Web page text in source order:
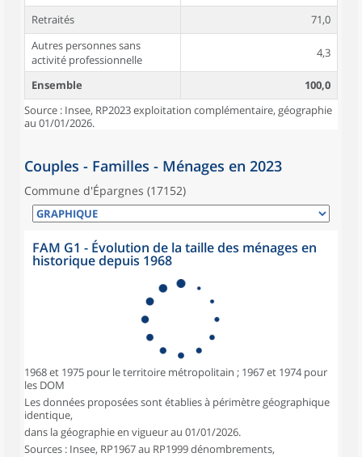
Retraités
71,0
Autres personnes sans
activité professionnelle
4,3
Ensemble
100,0
Source : Insee, RP2023 exploitation complémentaire, géographie
au 01/01/2026.
Couples - Familles - Ménages en 2023
Commune d'Épargnes (17152)
FAM G1 - Évolution de la taille des ménages en
historique depuis 1968
1968 et 1975 pour le territoire métropolitain ; 1967 et 1974 pour
les DOM
Les données proposées sont établies à périmètre géographique
identique,
dans la géographie en vigueur au 01/01/2026.
Sources : Insee, RP1967 au RP1999 dénombrements,